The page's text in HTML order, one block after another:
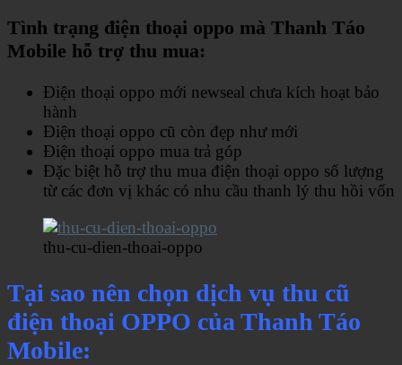
Tình trạng điện thoại oppo mà Thanh Táo
Mobile hỗ trợ thu mua:
Điện thoại oppo mới newseal chưa kích hoạt bảo
hành
Điện thoại oppo cũ còn đẹp như mới
Điện thoại oppo mua trả góp
Đặc biệt hỗ trợ thu mua điện thoại oppo số lượng
từ các đơn vị khác có nhu cầu thanh lý thu hồi vốn
thu-cu-dien-thoai-oppo
Tại sao nên chọn dịch vụ thu cũ
điện thoại OPPO của Thanh Táo
Mobile: